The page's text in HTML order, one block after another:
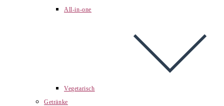
All-in-one
Vegetarisch
Getränke